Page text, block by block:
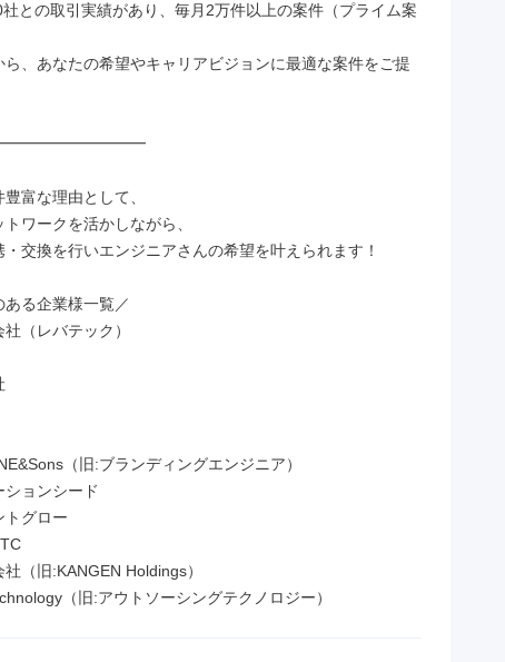
との取引実績があり、毎月2万件以上の案件（プライム案
ら、あなたの希望やキャリアビジョンに最適な案件をご提
富な理由として、
トワークを活かしながら、
交換を行いエンジニアさんの希望を叶えられます！
る企業様一覧／
（レバテック）
（旧:ブランディングエンジニア）
ョンシード
トグロー
（旧:KANGEN Holdings）
（旧:アウトソーシングテクノロジー）